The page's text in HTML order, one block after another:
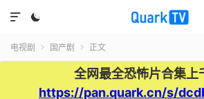


电视剧  国产剧  正文
全网最全恐怖片合集上
https://pan.quark.cn/s/